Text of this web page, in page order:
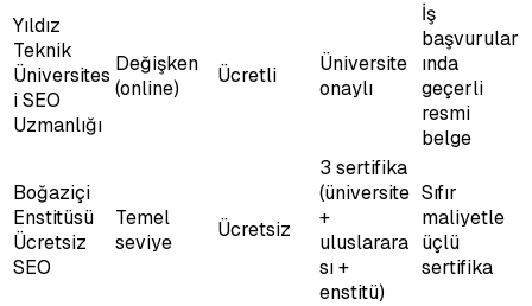
Yıldız
Teknik
Üniversites
i SEO
Uzmanlığı
Değişken
(online)
Ücretli
Üniversite
onaylı
İş
başvurular
ında
geçerli
resmi
belge
Boğaziçi
Enstitüsü
Ücretsiz
SEO
Temel
seviye
Ücretsiz
3 sertifika
(üniversite
+
uluslarara
sı +
enstitü)
Sıfır
maliyetle
üçlü
sertifika